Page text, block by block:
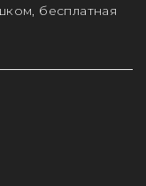
бесплатная